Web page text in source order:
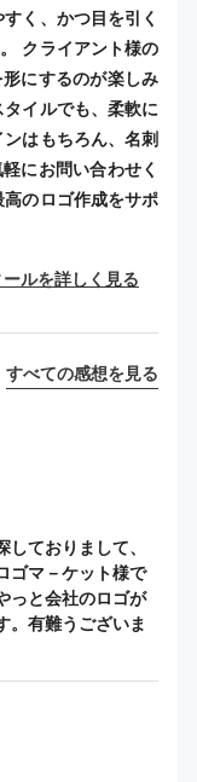
く、かつ目を引く
クライアント様の
にするのが楽しみ
イルでも、柔軟に
はもちろん、名刺
にお問い合わせく
のロゴ作成をサポ
ルを詳しく見る
すべての感想を見る
ておりまして、
ゴマ－ケット様で
っと会社のロゴが
。有難うございま